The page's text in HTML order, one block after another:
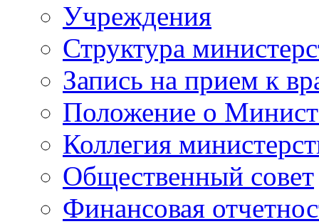
Учреждения
Структура
Запись на прием к
Положение о
Коллегия
Общественный совет
Финансовая